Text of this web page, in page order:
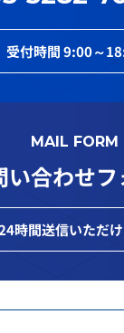
受付時間9:00～
MAIL FORM
い合わせ
時間送信いただ